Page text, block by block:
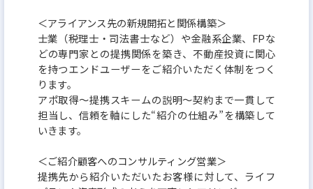
＜アライアンス先の新規開拓と関係構築＞
士業（税理士・司法書士など）や金融系企業、FPな
どの専門家との提携関係を築き、不動産投資に関心
を持つエンドユーザーをご紹介いただく体制をつく
ります。
アポ取得〜提携スキームの説明〜契約まで一貫して
担当し、信頼を軸にした“紹介の仕組み”を構築して
いきます。
＜ご紹介顧客へのコンサルティング営業＞
提携先から紹介いただいたお客様に対して、ライフ